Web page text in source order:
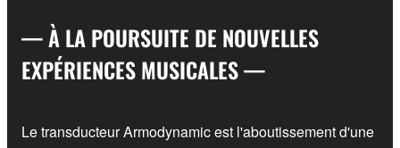
— À LA POURSUITE DE NOUVELLES
EXPÉRIENCES MUSICALES —
Le transducteur Armodynamic est l'aboutissement d'une